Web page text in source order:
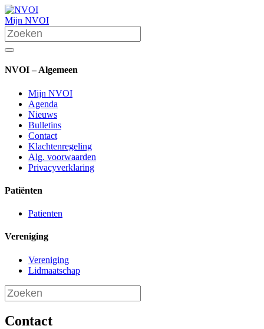
Mijn NVOI
NVOI – Algemeen
Mijn NVOI
Agenda
Nieuws
Bulletins
Contact
Klachtenregeling
Alg. voorwaarden
Privacyverklaring
Patiënten
Patienten
Vereniging
Vereniging
Lidmaatschap
Contact